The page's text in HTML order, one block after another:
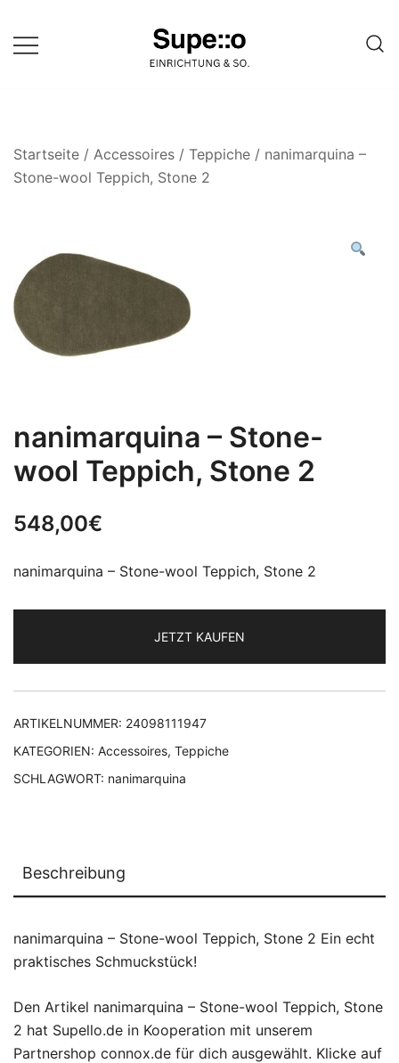
zum
Inhalt
einer Website
Startseite / Accessoires / Teppiche / nanimarquina –
Stone-wool Teppich, Stone 2
nanimarquina – Stone-
wool Teppich, Stone 2
548,00€
nanimarquina – Stone-wool Teppich, Stone 2
JETZT KAUFEN
ARTIKELNUMMER: 24098111947
KATEGORIEN: Accessoires, Teppiche
SCHLAGWORT: nanimarquina
Beschreibung
nanimarquina – Stone-wool Teppich, Stone 2 Ein echt
praktisches Schmuckstück!
Den Artikel nanimarquina – Stone-wool Teppich, Stone
2 hat Supello.de in Kooperation mit unserem
Partnershop connox.de für dich ausgewählt. Klicke auf